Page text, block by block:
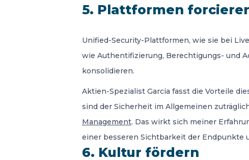
5. Plattformen
Unified-Security-Plattformen, wie sie bei
wie Authentifizierung, Berechtigungs- und
konsolidieren.
Aktien-Spezialist Garcia fasst die Vorteile
sind der Sicherheit im Allgemeinen
Management. Das wirkt sich meiner
einer besseren Sichtbarkeit der
6. Kultur fördern